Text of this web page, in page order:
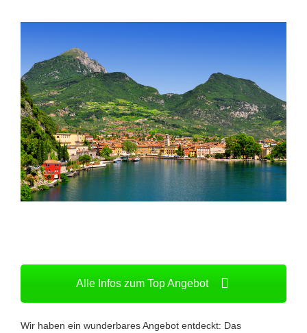
Alle Infos zum Top Angebot
Wir haben ein wunderbares Angebot entdeckt: Das